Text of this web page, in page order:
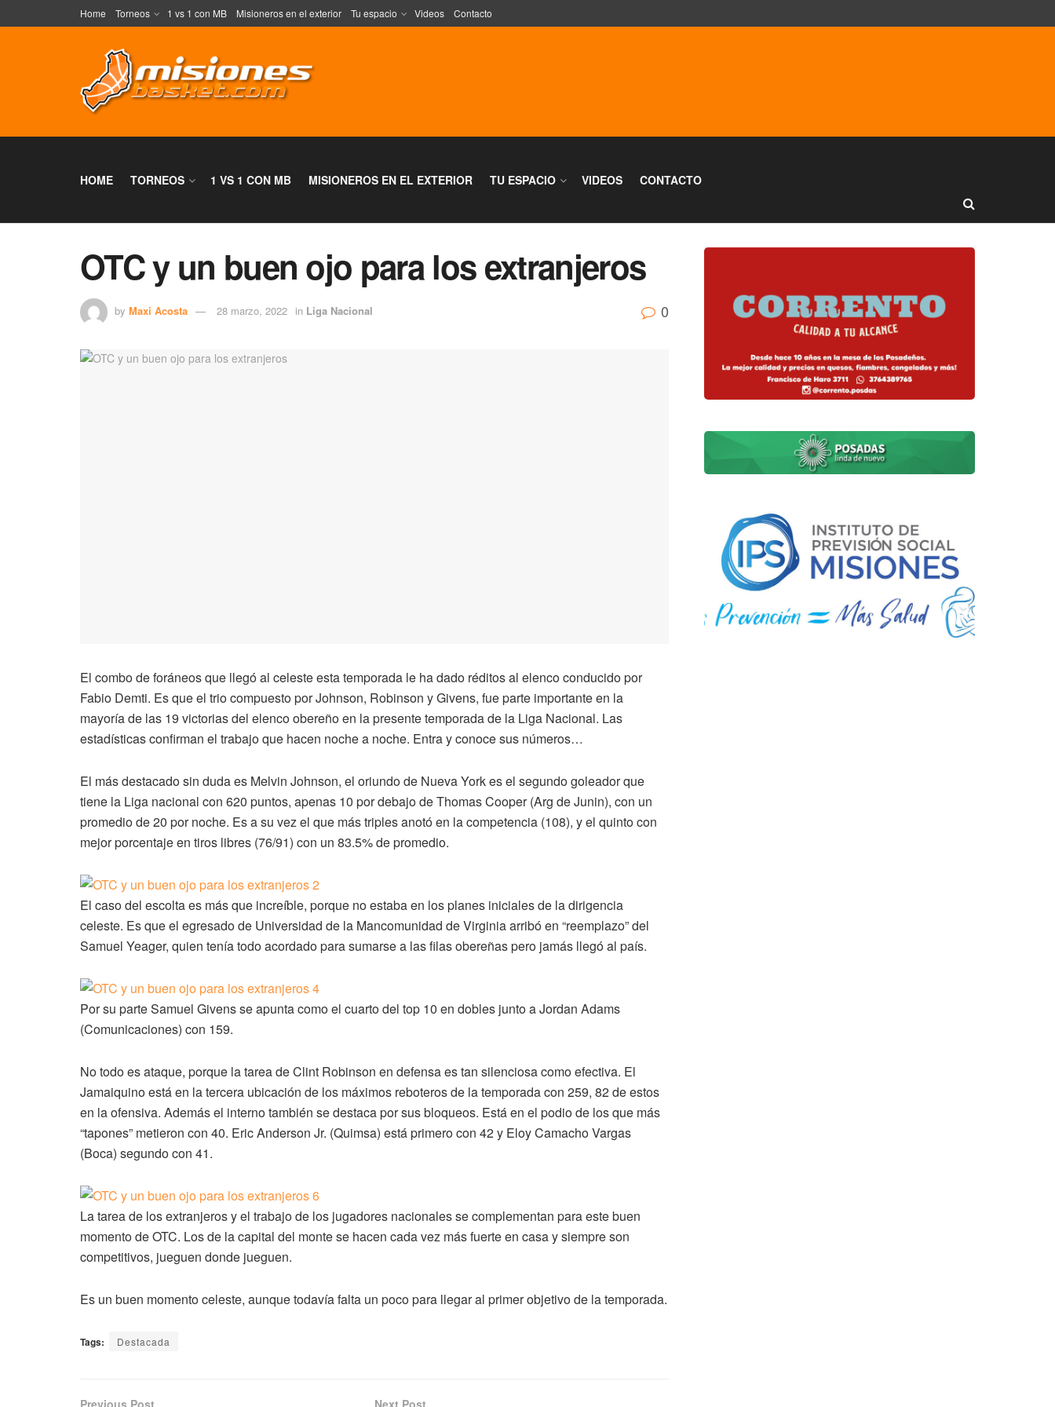
Home Torneos 1 vs 1 con MB Misioneros en el exterior Tu espacio Videos Contacto
HOME TORNEOS 1 VS 1 CON MB MISIONEROS EN EL EXTERIOR TU ESPACIO VIDEOS CONTACTO
OTC y un buen ojo para los extranjeros
by Maxi Acosta 28 marzo, 2022 in Liga Nacional 0
El combo de foráneos que llegó al celeste esta temporada le ha dado réditos al elenco conducido por
Fabio Demti. Es que el trio compuesto por Johnson, Robinson y Givens, fue parte importante en la
mayoría de las 19 victorias del elenco obereño en la presente temporada de la Liga Nacional. Las
estadísticas confirman el trabajo que hacen noche a noche. Entra y conoce sus números…
El más destacado sin duda es Melvin Johnson, el oriundo de Nueva York es el segundo goleador que
tiene la Liga nacional con 620 puntos, apenas 10 por debajo de Thomas Cooper (Arg de Junin), con un
promedio de 20 por noche. Es a su vez el que más triples anotó en la competencia (108), y el quinto con
mejor porcentaje en tiros libres (76/91) con un 83.5% de promedio.
El caso del escolta es más que increíble, porque no estaba en los planes iniciales de la dirigencia
celeste. Es que el egresado de Universidad de la Mancomunidad de Virginia arribó en “reemplazo” del
Samuel Yeager, quien tenía todo acordado para sumarse a las filas obereñas pero jamás llegó al país.
Por su parte Samuel Givens se apunta como el cuarto del top 10 en dobles junto a Jordan Adams
(Comunicaciones) con 159.
No todo es ataque, porque la tarea de Clint Robinson en defensa es tan silenciosa como efectiva. El
Jamaiquino está en la tercera ubicación de los máximos reboteros de la temporada con 259, 82 de estos
en la ofensiva. Además el interno también se destaca por sus bloqueos. Está en el podio de los que más
“tapones” metieron con 40. Eric Anderson Jr. (Quimsa) está primero con 42 y Eloy Camacho Vargas
(Boca) segundo con 41.
La tarea de los extranjeros y el trabajo de los jugadores nacionales se complementan para este buen
momento de OTC. Los de la capital del monte se hacen cada vez más fuerte en casa y siempre son
competitivos, jueguen donde jueguen.
Es un buen momento celeste, aunque todavía falta un poco para llegar al primer objetivo de la temporada.
Tags: Destacada
Previous Post Next Post